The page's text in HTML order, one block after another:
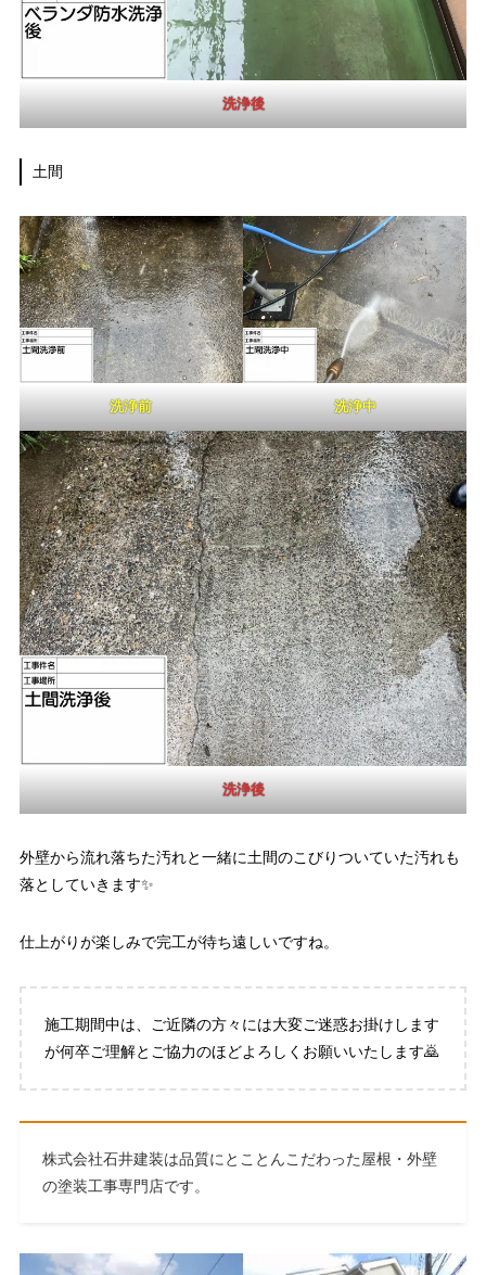
洗浄後
土間
洗浄前 洗浄中
洗浄後
外壁から流れ落ちた汚れと一緒に土間のこびりついていた汚れも
落としていきます✨
仕上がりが楽しみで完工が待ち遠しいですね。
施工期間中は、ご近隣の方々には大変ご迷惑お掛けします
が何卒ご理解とご協力のほどよろしくお願いいたします🙇
株式会社石井建装は品質にとことんこだわった屋根・外壁
の塗装工事専門店です。